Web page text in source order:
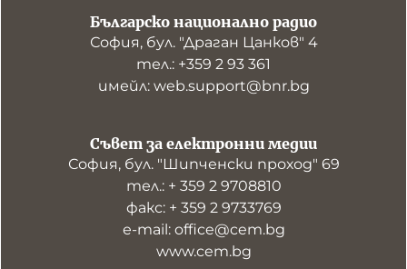
Българско национално радио
София, бул. "Драган Цанков" 4
тел.: +359 2 93 361
имейл: web.support@bnr.bg
Съвет за електронни медии
София, бул. "Шипченски проход" 69
тел.: + 359 2 9708810
факс: + 359 2 9733769
е-mail: office@cem.bg
www.cem.bg